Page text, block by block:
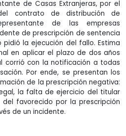
de Casas Extranjeras, por el
contrato de distribución de
de las empresas
de prescripción de sentencia
la ejecución del fallo. Estima
en aplicar el plazo de dos años
corrió con la notificación a todas
Por ende, se presentan los
de la prescripción negativa:
la falta de ejercicio del titular
favorecido por la prescripción
de un incidente.